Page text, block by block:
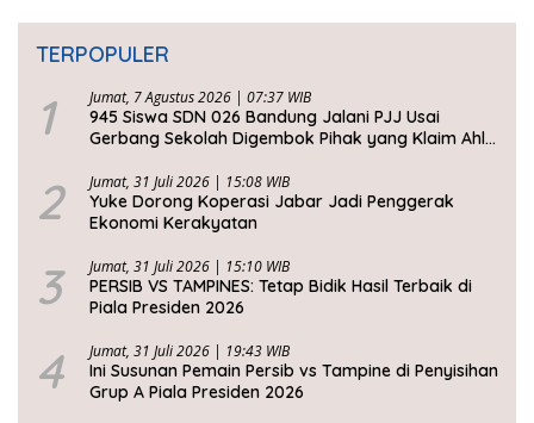
TERPOPULER
1 Jumat, 7 Agustus 2026 | 07:37 WIB
945 Siswa SDN 026 Bandung Jalani PJJ Usai
Gerbang Sekolah Digembok Pihak yang Klaim Ahli
2 Jumat, 31 Juli 2026 | 15:08 WIB
Yuke Dorong Koperasi Jabar Jadi Penggerak
Ekonomi Kerakyatan
3 Jumat, 31 Juli 2026 | 15:10 WIB
PERSIB VS TAMPINES: Tetap Bidik Hasil Terbaik di
Piala Presiden 2026
4 Jumat, 31 Juli 2026 | 19:43 WIB
Ini Susunan Pemain Persib vs Tampine di Penyisihan
Grup A Piala Presiden 2026